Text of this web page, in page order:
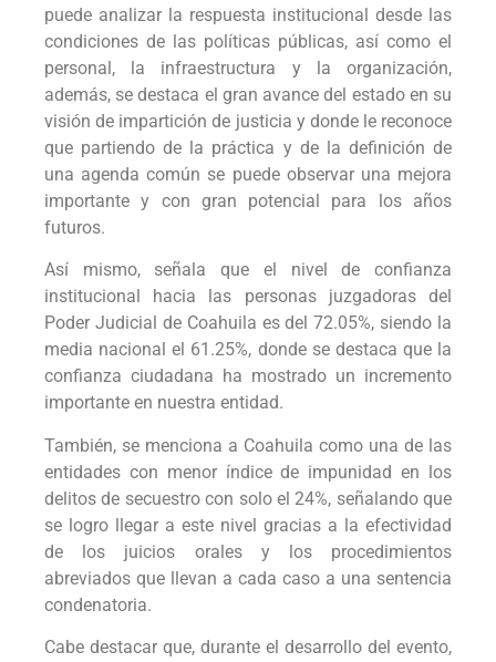
puede analizar la respuesta institucional desde las
condiciones de las políticas públicas, así como el
personal, la infraestructura y la organización,
además, se destaca el gran avance del estado en su
visión de impartición de justicia y donde le reconoce
que partiendo de la práctica y de la definición de
una agenda común se puede observar una mejora
importante y con gran potencial para los años
futuros.
Así mismo, señala que el nivel de confianza
institucional hacia las personas juzgadoras del
Poder Judicial de Coahuila es del 72.05%, siendo la
media nacional el 61.25%, donde se destaca que la
confianza ciudadana ha mostrado un incremento
importante en nuestra entidad.
También, se menciona a Coahuila como una de las
entidades con menor índice de impunidad en los
delitos de secuestro con solo el 24%, señalando que
se logro llegar a este nivel gracias a la efectividad
de los juicios orales y los procedimientos
abreviados que llevan a cada caso a una sentencia
condenatoria.
Cabe destacar que, durante el desarrollo del evento,